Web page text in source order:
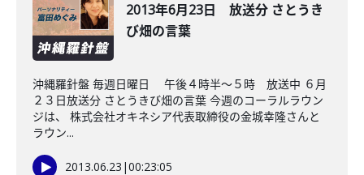
2013年6月23日 放送分 さとうき
び畑の言葉
沖縄羅針盤 毎週日曜日 午後４時半～５時 放送中 ６月
２３日放送分 さとうきび畑の言葉 今週のコーラルラウン
ジは、 株式会社オキネシア代表取締役の金城幸隆さんと
ラウン...
2013.06.23 |00:23:05